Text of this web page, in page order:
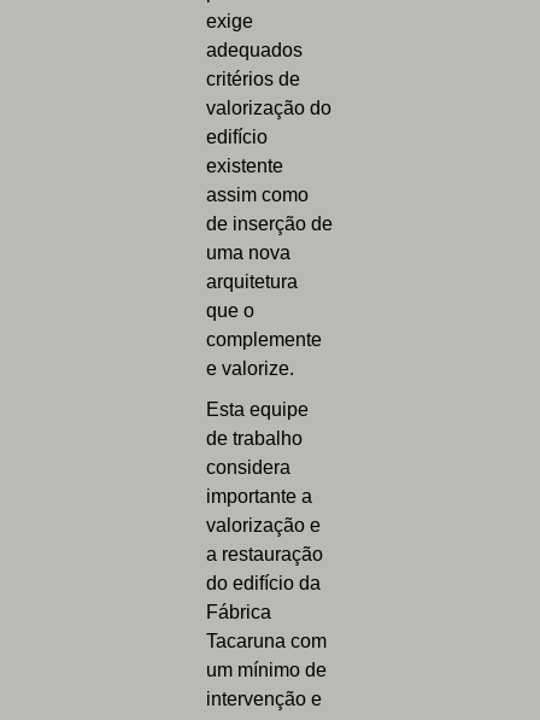
exige
adequados
critérios de
valorização do
edifício
existente
assim como
de inserção de
uma nova
arquitetura
que o
complemente
e valorize.
Esta equipe
de trabalho
considera
importante a
valorização e
a restauração
do edifício da
Fábrica
Tacaruna com
um mínimo de
intervenção e